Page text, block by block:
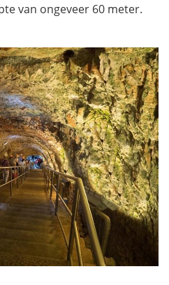
van ongeveer 60 meter.